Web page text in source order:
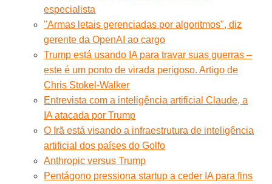
especialista
"Armas letais gerenciadas por algoritmos", diz
gerente da OpenAI ao cargo
Trump está usando IA para travar suas guerras –
este é um ponto de virada perigoso. Artigo de
Chris Stokel-Walker
Entrevista com a inteligência artificial Claude, a
IA atacada por Trump
O Irã está visando a infraestrutura de inteligência
artificial dos países do Golfo
Anthropic versus Trump
Pentágono pressiona startup a ceder IA para fins